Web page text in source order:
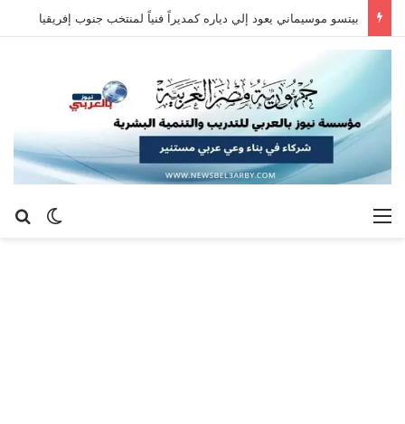
بيتسو موسيماني يعود إلي دياره كمديراً فنياً لمنتخب جنوب إفريقيا
الوضع القائمة